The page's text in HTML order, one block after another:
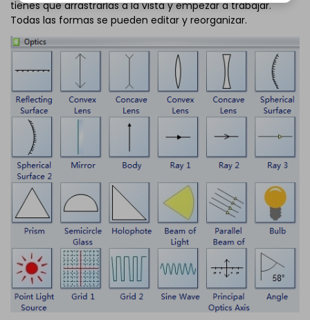
tienes que arrastrarlas a la vista y empezar a trabajar.
Todas las formas se pueden editar y reorganizar.